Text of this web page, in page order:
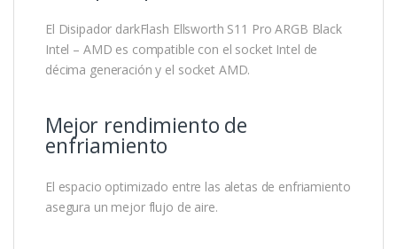
El Disipador darkFlash Ellsworth S11 Pro ARGB Black
Intel – AMD es compatible con el socket Intel de
décima generación y el socket AMD.
Mejor rendimiento de
enfriamiento
El espacio optimizado entre las aletas de enfriamiento
asegura un mejor flujo de aire.